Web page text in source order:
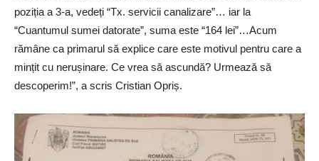
poziția a 3-a, vedeți “Tx. servicii canalizare”… iar la
“Cuantumul sumei datorate”, suma este “164 lei”…Acum
rămâne ca primarul să explice care este motivul pentru care a
mințit cu nerușinare. Ce vrea să ascundă? Urmează să
descoperim!”, a scris Cristian Opriș.